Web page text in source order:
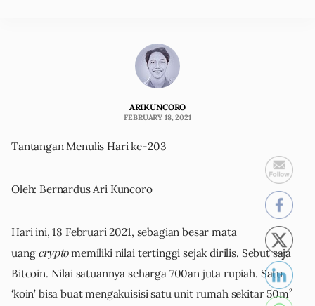
ARIKUNCORO
FEBRUARY 18, 2021
Tantangan Menulis Hari ke-203
Oleh: Bernardus Ari Kuncoro
Hari ini, 18 Februari 2021, sebagian besar mata
uang cryptomemiliki nilai tertinggi sejak dirilis. Sebut saja
Bitcoin. Nilai satuannya seharga 700an juta rupiah. Satu
‘koin’ bisa buat mengakuisisi satu unit rumah sekitar 50m2